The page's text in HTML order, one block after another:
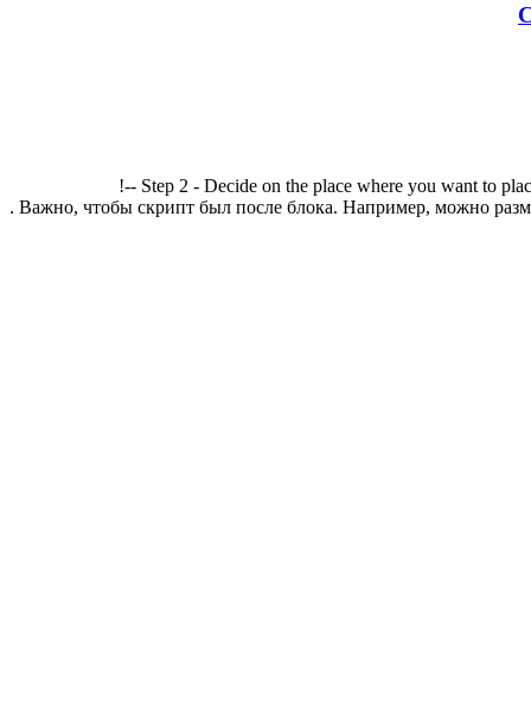
!-- Step 2 - Decide on the place where you want to
. Важно, чтобы скрипт был после блока. Например, можно